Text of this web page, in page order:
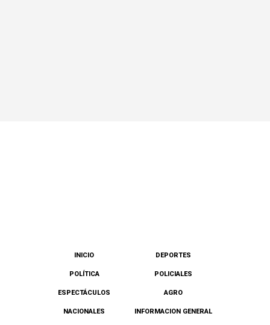
INICIO DEPORTES
POLÍTICA POLICIALES
ESPECTÁCULOS AGRO
NACIONALES INFORMACION GENERAL